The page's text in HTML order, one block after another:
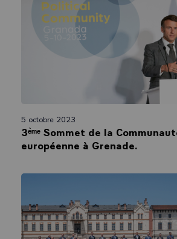
5 octobre 2023
3ᵉ̀ᵐᵉ Sommet de la
européenne à Grenade.